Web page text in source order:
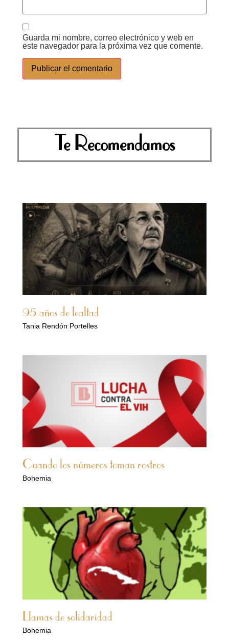
Guarda mi nombre, correo electrónico y web en
este navegador para la próxima vez que comente.
Te Recomendamos
95 años de lealtad
Tania Rendón Portelles
Cuando los números toman rostros
Bohemia
Llamas de solidaridad
Bohemia